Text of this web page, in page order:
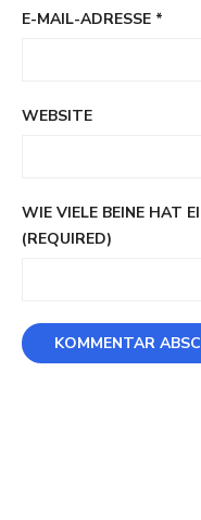
E-MAIL-ADRESSE *
WEBSITE
WIE VIELE BEINE HAT
(REQUIRED)